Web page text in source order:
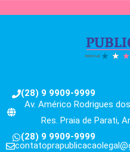
(28) 9 9909-9999
Av. Américo Rodrigues
Res. Praia de Parati,
(28) 9 9909-9999